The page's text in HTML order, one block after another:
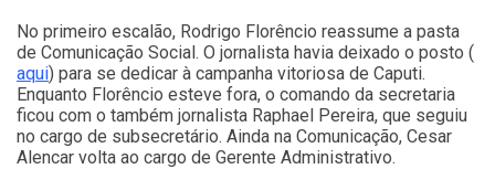
No primeiro escalão, Rodrigo Florêncio reassume a pasta
de Comunicação Social. O jornalista havia deixado o posto (
aqui) para se dedicar à campanha vitoriosa de Caputi.
Enquanto Florêncio esteve fora, o comando da secretaria
ficou com o também jornalista Raphael Pereira, que seguiu
no cargo de subsecretário. Ainda na Comunicação, Cesar
Alencar volta ao cargo de Gerente Administrativo.